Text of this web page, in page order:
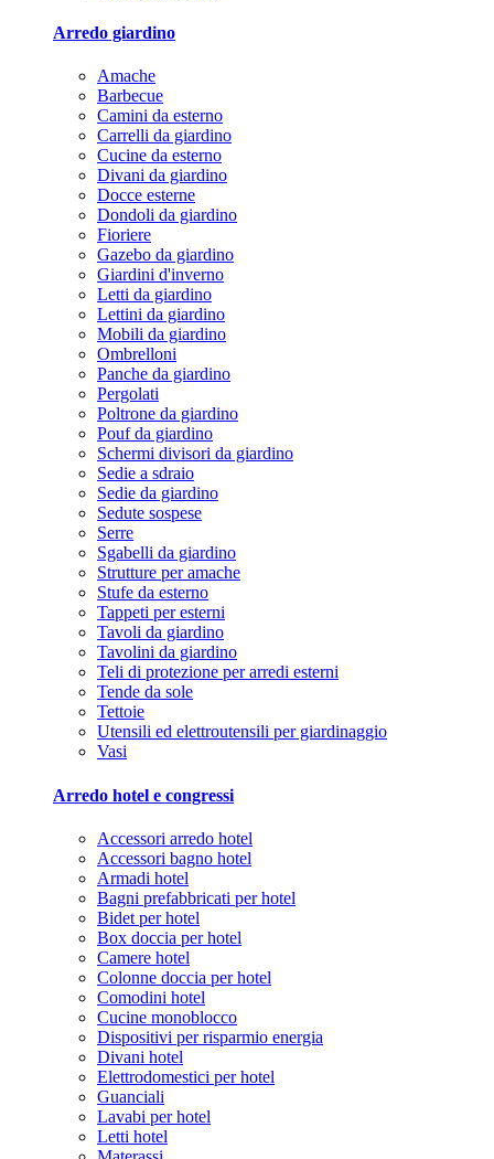
Arredo giardino
Amache
Barbecue
Camini da esterno
Carrelli da giardino
Cucine da esterno
Divani da giardino
Docce esterne
Dondoli da giardino
Fioriere
Gazebo da giardino
Giardini d'inverno
Letti da giardino
Lettini da giardino
Mobili da giardino
Ombrelloni
Panche da giardino
Pergolati
Poltrone da giardino
Pouf da giardino
Schermi divisori da giardino
Sedie a sdraio
Sedie da giardino
Sedute sospese
Serre
Sgabelli da giardino
Strutture per amache
Stufe da esterno
Tappeti per esterni
Tavoli da giardino
Tavolini da giardino
Teli di protezione per arredi esterni
Tende da sole
Tettoie
Utensili ed elettroutensili per giardinaggio
Vasi
Arredo hotel e congressi
Accessori arredo hotel
Accessori bagno hotel
Armadi hotel
Bagni prefabbricati per hotel
Bidet per hotel
Box doccia per hotel
Camere hotel
Colonne doccia per hotel
Comodini hotel
Cucine monoblocco
Dispositivi per risparmio energia
Divani hotel
Elettrodomestici per hotel
Guanciali
Lavabi per hotel
Letti hotel